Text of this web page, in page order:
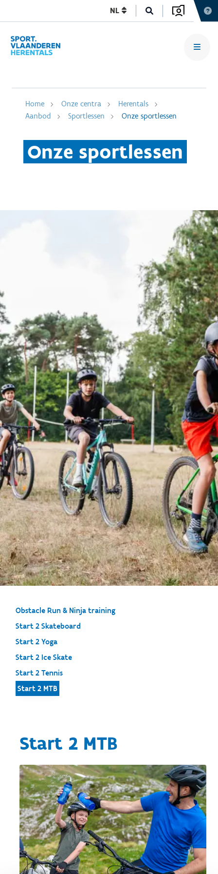
NL
Home Onze centra
Herentals
Aanbod
Sportlessen Onze sportlessen
Onze sportlessen
Obstacle Run & Ninja training
Start 2 Skateboard
Start 2 Yoga
Start 2 Ice Skate
Start 2 Tennis
Start 2 MTB
Start 2 MTB